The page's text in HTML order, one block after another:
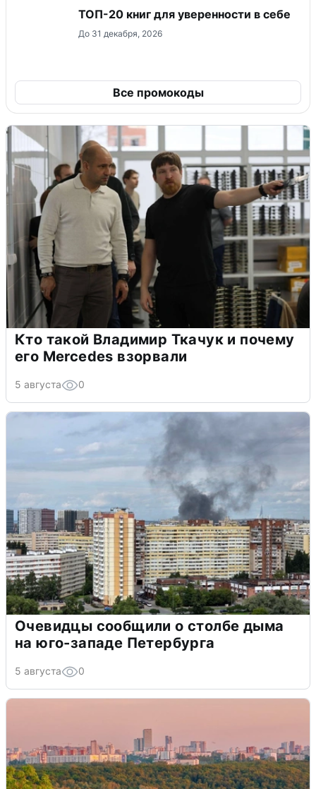
ТОП-20 книг для уверенности в себе
До 31 декабря, 2026
Все промокоды
Кто такой Владимир Ткачук и почему
его Mercedes взорвали
5 августа 0
Очевидцы сообщили о столбе дыма
на юго-западе Петербурга
5 августа 0